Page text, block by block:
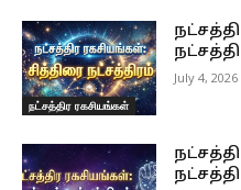
நட்சத்திர ரகசியங்கள்
July 4, 2026